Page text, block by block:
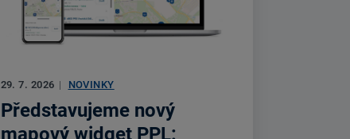
29. 7. 2026 | NOVINKY
Představujeme nový